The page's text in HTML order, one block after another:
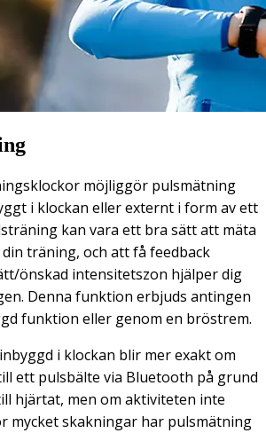
möjliggör pulsmätning
i klockan eller externt i form av ett
kan vara ett bra sätt att mäta
träning, och att få feedback
önskad intensitetszon hjälper dig
Denna funktion erbjuds antingen
funktion eller genom en bröstrem.
i klockan blir mer exakt om
ett pulsbälte via Bluetooth på grund
hjärtat, men om aktiviteten inte
mycket skakningar har pulsmätning